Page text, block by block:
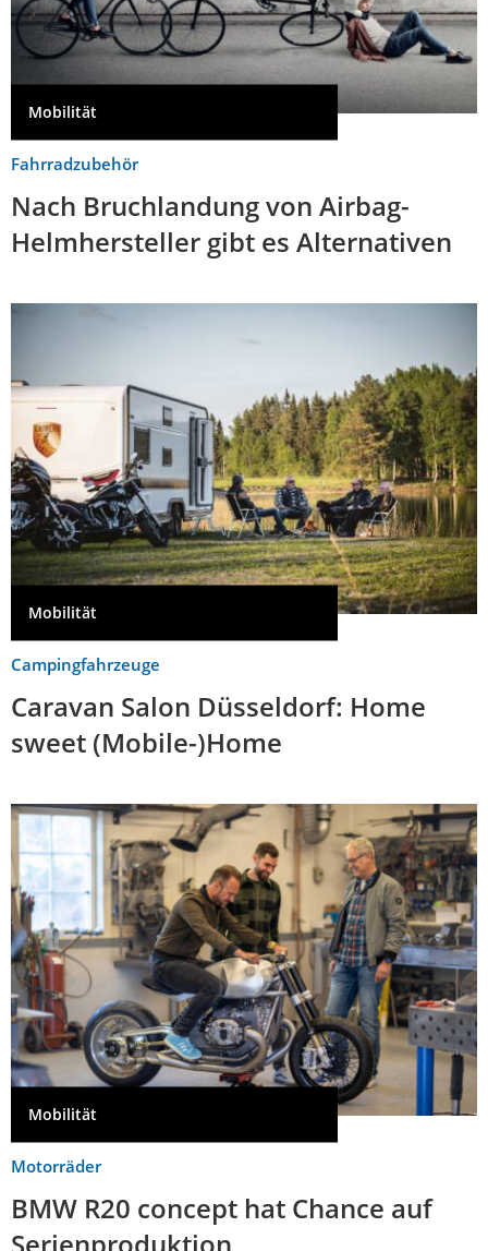
Mobilität
Fahrradzubehör
Nach Bruchlandung von Airbag-
Helmhersteller gibt es Alternativen
Mobilität
Campingfahrzeuge
Caravan Salon Düsseldorf: Home
sweet (Mobile-)Home
Mobilität
Motorräder
BMW R20 concept hat Chance auf
Serienproduktion